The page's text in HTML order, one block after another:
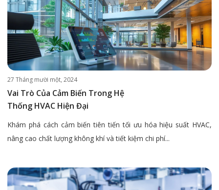
27 Tháng mười một, 2024
Vai Trò Của Cảm Biến Trong Hệ
Thống HVAC Hiện Đại
Khám phá cách cảm biến tiên tiến tối ưu hóa hiệu suất HVAC,
nâng cao chất lượng không khí và tiết kiệm chi phí...